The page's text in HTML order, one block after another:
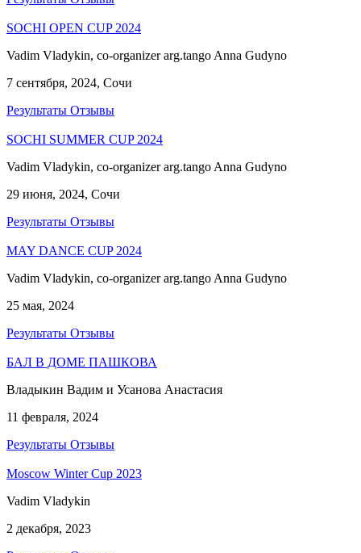
SOCHI OPEN CUP 2024
Vadim Vladykin, co-organizer arg.tango Anna Gudyno
7 сентября, 2024, Сочи
Результаты Отзывы
SOCHI SUMMER CUP 2024
Vadim Vladykin, co-organizer arg.tango Anna Gudyno
29 июня, 2024, Сочи
Результаты Отзывы
MAY DANCE CUP 2024
Vadim Vladykin, co-organizer arg.tango Anna Gudyno
25 мая, 2024
Результаты Отзывы
БАЛ В ДОМЕ ПАШКОВА
Владыкин Вадим и Усанова Анастасия
11 февраля, 2024
Результаты Отзывы
Moscow Winter Cup 2023
Vadim Vladykin
2 декабря, 2023